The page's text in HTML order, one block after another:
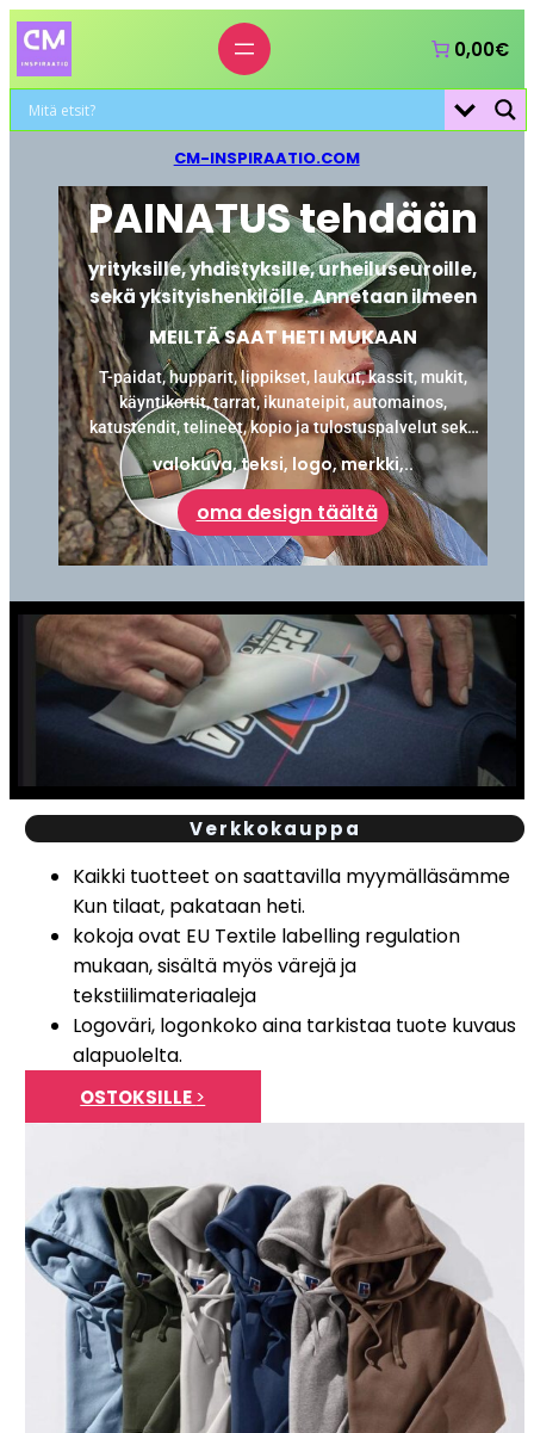
0,00€
CM-INSPIRAATIO.COM
PAINATUS tehdään
yrityksille, yhdistyksille, urheiluseuroille,
sekä yksityishenkilölle. Annetaan ilmeen
MEILTÄ SAAT HETI MUKAAN
T-paidat, hupparit, lippikset, laukut, kassit, mukit,
käyntikortit, tarrat, ikunateipit, automainos,
katustendit, telineet, kopio ja tulostuspalvelut sekä
laminointi.
valokuva, teksi, logo, merkki,..
oma design täältä
Verkkokauppa
Kaikki tuotteet on saattavilla myymälläsämme
Kun tilaat, pakataan heti.
kokoja ovat EU Textile labelling regulation
mukaan, sisältä myös värejä ja
tekstiilimateriaaleja
Logoväri, logonkoko aina tarkistaa tuote kuvaus
alapuolelta.
OSTOKSILLE>